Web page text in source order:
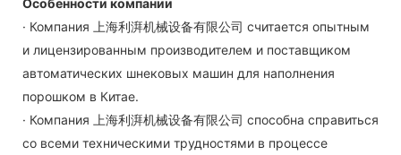
Особенности компании
· Компания 上海利湃机械设备有限公司 считается опытным
и лицензированным производителем и поставщиком
автоматических шнековых машин для наполнения
порошком в Китае.
· Компания 上海利湃机械设备有限公司 способна справиться
со всеми техническими трудностями в процессе